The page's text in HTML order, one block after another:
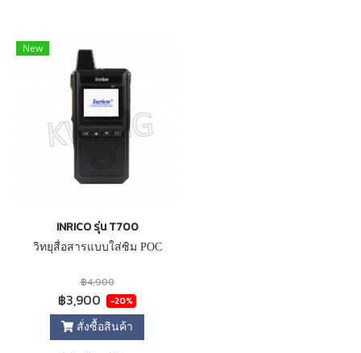
New
INRICO รุ่น T700
วิทยุสื่อสารแบบใส่ซิม POC
฿4,900
฿3,900 -20%
สั่งซื้อสินค้า